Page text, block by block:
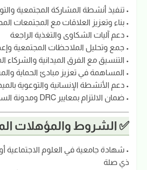
• تنفيذ أنشطة المشاركة المجتمعية
• بناء وتعزيز العلاقات مع المجتمعات
• دعم آليات الشكاوى والتغذية الراجعة
• جمع وتحليل الملاحظات المجتمعية
• التنسيق مع الفرق الميدانية والشركاء
• المساهمة في تعزيز مبادئ الحماية
• دعم الأنشطة الإنسانية والتوعوية
• ضمان الالتزام بمعايير DRC ومدونة السلوك
✅ الشروط والمؤهلات
• شهادة جامعية في العلوم الاجتماعية
ذي صلة